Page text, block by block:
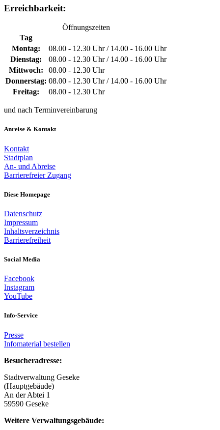
Erreichbarkeit:
Öffnungszeiten
Tag
Montag:
08.00 - 12.30 Uhr / 14.00 - 16.00 Uhr
Dienstag:
08.00 - 12.30 Uhr / 14.00 - 16.00 Uhr
Mittwoch:
08.00 - 12.30 Uhr
Donnerstag: 08.00 - 12.30 Uhr / 14.00 - 16.00 Uhr
Freitag:
08.00 - 12.30 Uhr
und nach Terminvereinbarung
Anreise & Kontakt
Kontakt
Stadtplan
An- und Abreise
Barrierefreier Zugang
Diese Homepage
Datenschutz
Impressum
Inhaltsverzeichnis
Barrierefreiheit
Social Media
Facebook
Instagram
YouTube
Info-Service
Presse
Infomaterial bestellen
Besucheradresse:
Stadtverwaltung Geseke
(Hauptgebäude)
An der Abtei 1
59590 Geseke
Weitere Verwaltungsgebäude: